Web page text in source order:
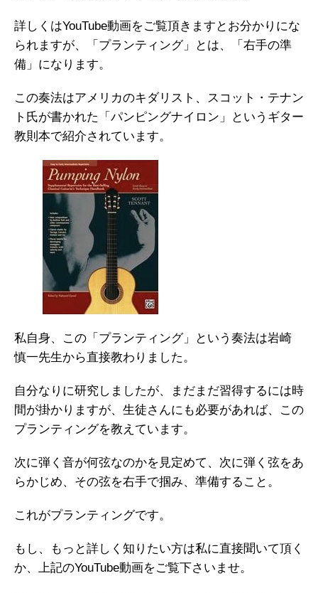
詳しくはYouTube動画をご覧頂きますとお分かりにな
られますが、「プランティング」とは、「右手の準
備」になります。
この奏法はアメリカのキダリスト、スコット・テナン
ト氏が書かれた「パンピングナイロン」というギター
教則本で紹介されています。
私自身、この「プランティング」という奏法は岩崎
慎一先生から直接教わりました。
自分なりに研究しましたが、まだまだ習得するには時
間が掛かりますが、生徒さんにも必要があれば、この
プランティングを教えています。
次に弾く音が何弦なのかを見定めて、次に弾く弦をあ
らかじめ、その弦を右手で掴み、準備すること。
これがプランティングです。
もし、もっと詳しく知りたい方は私に直接聞いて頂く
か、上記のYouTube動画をご覧下さいませ。